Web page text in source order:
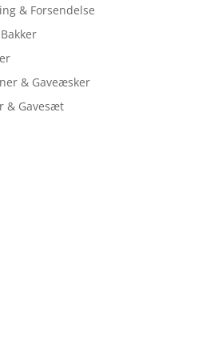
& Forsendelse
& Gaveæsker
& Gavesæt